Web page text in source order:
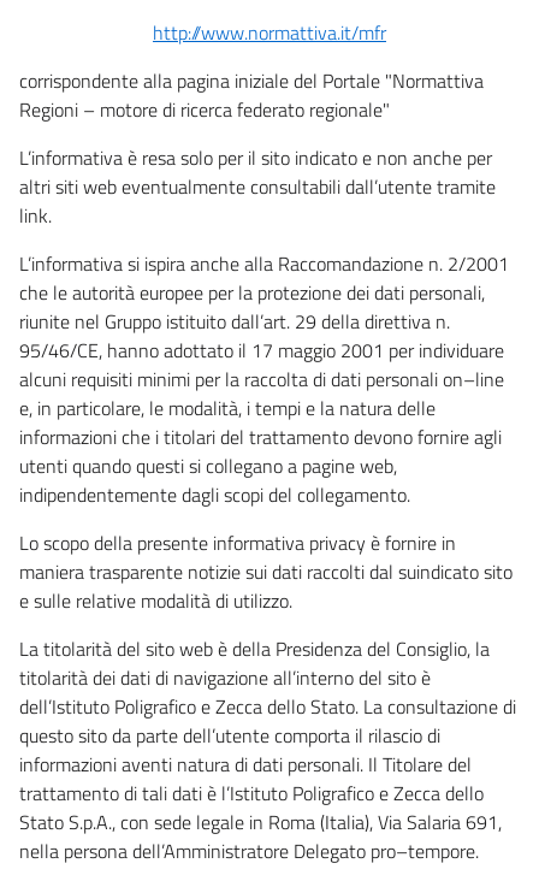
http://www.normattiva.it/mfr
corrispondente alla pagina iniziale del Portale "Normattiva
Regioni – motore di ricerca federato regionale"
L’informativa è resa solo per il sito indicato e non anche per
altri siti web eventualmente consultabili dall’utente tramite
link.
L’informativa si ispira anche alla Raccomandazione n. 2/2001
che le autorità europee per la protezione dei dati personali,
riunite nel Gruppo istituito dall’art. 29 della direttiva n.
95/46/CE, hanno adottato il 17 maggio 2001 per individuare
alcuni requisiti minimi per la raccolta di dati personali on–line
e, in particolare, le modalità, i tempi e la natura delle
informazioni che i titolari del trattamento devono fornire agli
utenti quando questi si collegano a pagine web,
indipendentemente dagli scopi del collegamento.
Lo scopo della presente informativa privacy è fornire in
maniera trasparente notizie sui dati raccolti dal suindicato sito
e sulle relative modalità di utilizzo.
La titolarità del sito web è della Presidenza del Consiglio, la
titolarità dei dati di navigazione all’interno del sito è
dell’Istituto Poligrafico e Zecca dello Stato. La consultazione di
questo sito da parte dell’utente comporta il rilascio di
informazioni aventi natura di dati personali. Il Titolare del
trattamento di tali dati è l’Istituto Poligrafico e Zecca dello
Stato S.p.A., con sede legale in Roma (Italia), Via Salaria 691,
nella persona dell’Amministratore Delegato pro–tempore.